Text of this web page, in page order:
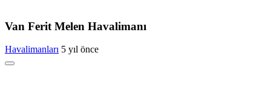
Van Ferit Melen Havalimanı
Havalimanları 5 yıl önce